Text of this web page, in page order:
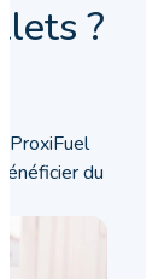
?
ProxiFuel
du